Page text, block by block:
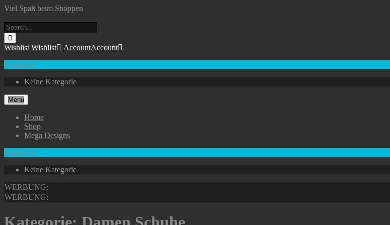
Skip
content
Viel Spaß beim Shoppen
Wishlist Wishlist AccountAccount
Kategorie
Keine Kategorie
Menu
Home
Shop
Mega Designs
Kategorie
Keine Kategorie
WERBUNG:
WERBUNG: